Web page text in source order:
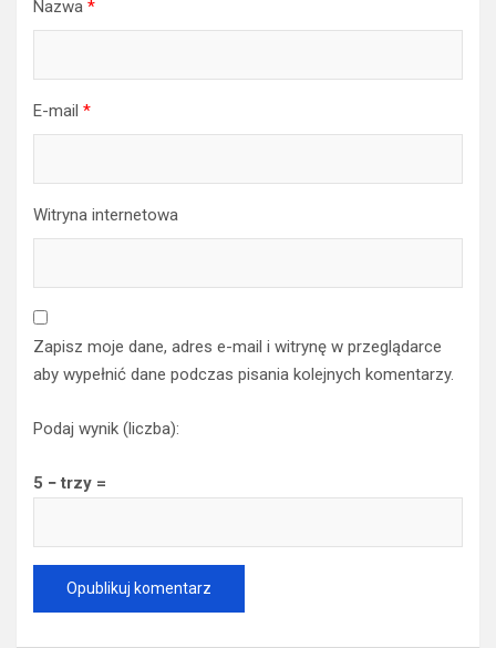
Nazwa *
E-mail *
Witryna internetowa
Zapisz moje dane, adres e-mail i witrynę w przeglądarce
aby wypełnić dane podczas pisania kolejnych komentarzy.
Podaj wynik (liczba):
5 − trzy =